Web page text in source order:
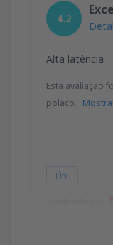
4.2
Alta latência
Esta avaliação
polaco.
Útil